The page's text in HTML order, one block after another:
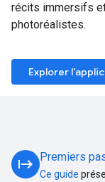
récits immersifs
photoréalistes.
Explorer
start Premiers
Ce guide